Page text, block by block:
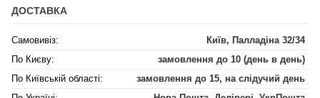
ДОСТАВКА
Самовивіз:
Київ, Палладіна 32/34
По Києву:
замовлення до 10 (день в день)
По Київській області:
замовлення до 15, на слідучий день